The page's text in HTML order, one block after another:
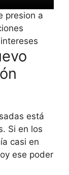
presion a
está
Si en los
casi en
ese poder